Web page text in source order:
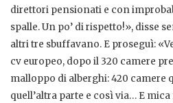
direttori pensionati e con
spalle. Un po’ di rispetto!», disse
altri tre sbuffavano. E proseguì:
cv europeo, dopo il 320 camere
malloppo di alberghi: 420 camere
quell’altra parte e così via… E